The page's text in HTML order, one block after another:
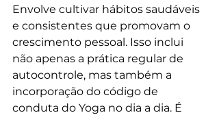
Envolve cultivar hábitos saudáveis
e consistentes que promovam o
crescimento pessoal. Isso inclui
não apenas a prática regular de
autocontrole, mas também a
incorporação do código de
conduta do Yoga no dia a dia. É